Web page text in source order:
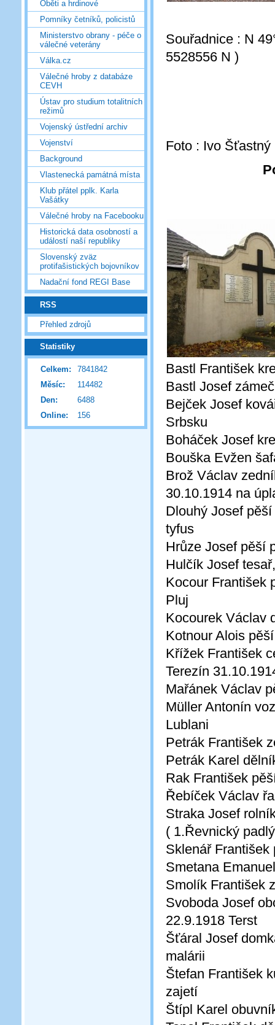
Oběti a hrdinové
Pomníky četníků, policistů
Ministerstvo obrany - péče o
válečné veterány
Válka.cz
Válečné hroby z databáze
CEVH
Ústav pro studium totalitních
režimů
Vojenský ústřední archiv
Vojenství
Background
Vlastenecká památná místa
Klub přátel pplk. Karla
Vašátky
Válečné hroby na Facebooku
Historická data osobností a
událostí naší republiky
Slovenský zväz
protifašistických bojovníkov
Nadační fond REGI Base
RSS
Přehled zdrojů
Statistiky
Online: 156
Celkem:
7841842
Měsíc:
114482
Den:
6488
Souřadnice : N
5528556 N )
Foto : Ivo Šťastný
Bastl František
Bastl Josef
Bejček Josef
Srbsku
Boháček Josef
Bouška Evžen
Brož Václav
30.10.1914 na
Dlouhý Josef
tyfus
Hrůze Josef pěší
Hulčík Josef
Kocour František
Pluj
Kocourek Václav
Kotnour Alois
Křížek František
Terezín
Mařánek Václav
Müller Antonín
Lublani
Petrák František
Petrák Karel
Rak František
Řebíček Václav
Straka Josef
( 1.Řevnický
Sklenář František
Smetana
Smolík František
Svoboda Josef
22.9.1918 Terst
Šťáral Josef
malárii
Štefan František
zajetí
Štípl Karel